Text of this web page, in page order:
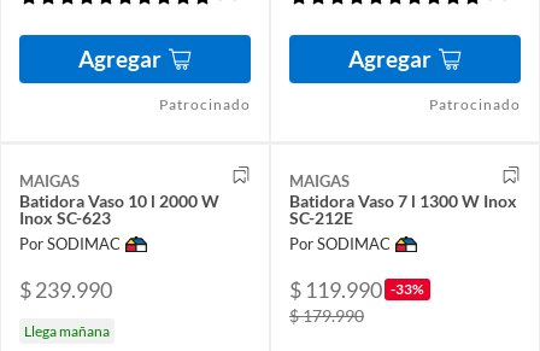
Agregar
Patrocinado
Agregar
Patrocinado
MAIGAS
Batidora Vaso 10 l 2000 W
Inox SC-623
Por SODIMAC
$ 239.990
Llega mañana
MAIGAS
Batidora Vaso 7 l 1300 W Inox
SC-212E
Por SODIMAC
$ 119.990 -33%
$ 179.990